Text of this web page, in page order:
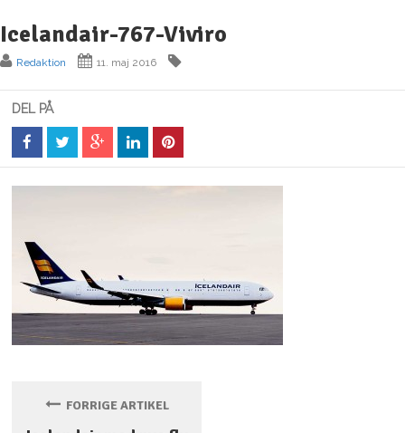
Icelandair-767-Viviro
Redaktion 11. maj 2016
DEL PÅ
FORRIGE ARTIKEL